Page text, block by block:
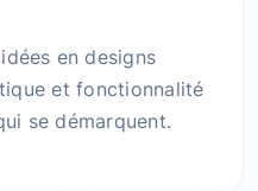
en designs
et fonctionnalité
se démarquent.